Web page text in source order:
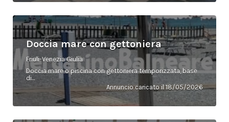
Doccia mare con gettoniera
Friuli-Venezia Giulia
Doccia mare o piscina con gettoniera temporizzata, base
di...
Annuncio caricato il 18/05/2026